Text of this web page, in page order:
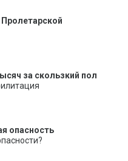
Пролетарской
за скользкий пол
опасность